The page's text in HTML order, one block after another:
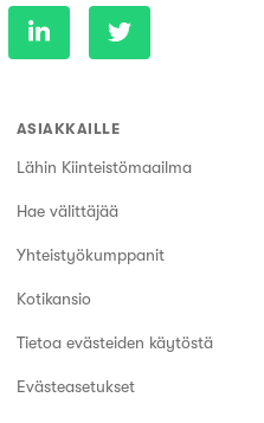
ASIAKKAILLE
Lähin Kiinteistömaailma
Hae välittäjää
Yhteistyökumppanit
Kotikansio
Tietoa evästeiden käytöstä
Evästeasetukset